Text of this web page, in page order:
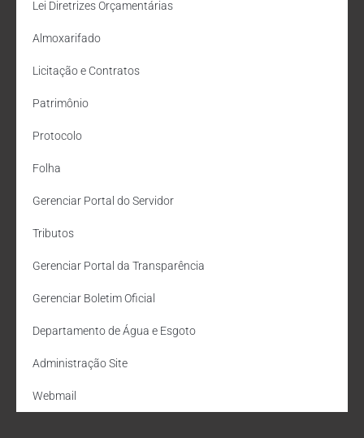
Lei Diretrizes Orçamentárias
Almoxarifado
Licitação e Contratos
Patrimônio
Protocolo
Folha
Gerenciar Portal do Servidor
Tributos
Gerenciar Portal da Transparência
Gerenciar Boletim Oficial
Departamento de Água e Esgoto
Administração Site
Webmail